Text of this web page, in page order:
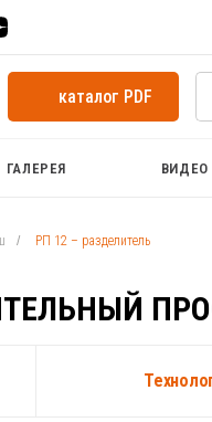
каталог PDF
ГАЛЕРЕЯ ВИДЕО
/ РП 12 – разделитель